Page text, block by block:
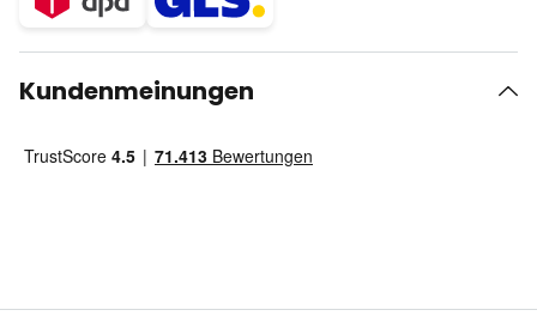
Kundenmeinungen